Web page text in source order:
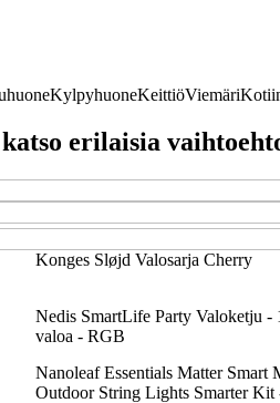
KylpyhuoneKeittiöViemäri
erilaisia
Konges Sløjd Valosarja Cherry
Nedis SmartLife Party Valoketju -
valoa - RGB
Nanoleaf Essentials Matter Smart
Outdoor String Lights Smarter Kit